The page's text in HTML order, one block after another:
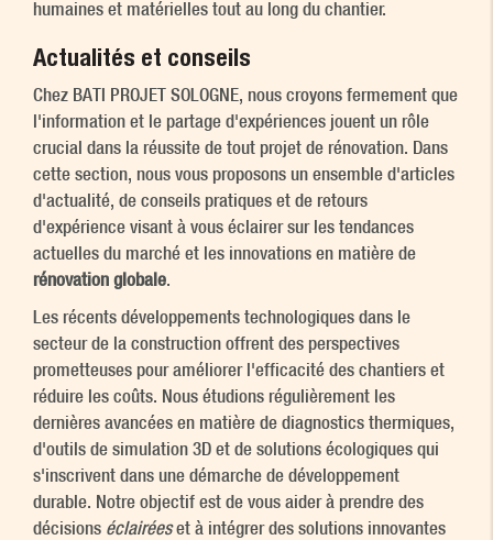
humaines et matérielles tout au long du chantier.
Actualités et conseils
Chez BATI PROJET SOLOGNE, nous croyons fermement que
l'information et le partage d'expériences jouent un rôle
crucial dans la réussite de tout projet de rénovation. Dans
cette section, nous vous proposons un ensemble d'articles
d'actualité, de conseils pratiques et de retours
d'expérience visant à vous éclairer sur les tendances
actuelles du marché et les innovations en matière de
rénovation globale.
Les récents développements technologiques dans le
secteur de la construction offrent des perspectives
prometteuses pour améliorer l'efficacité des chantiers et
réduire les coûts. Nous étudions régulièrement les
dernières avancées en matière de diagnostics thermiques,
d'outils de simulation 3D et de solutions écologiques qui
s'inscrivent dans une démarche de développement
durable. Notre objectif est de vous aider à prendre des
décisions éclairéeset à intégrer des solutions innovantes